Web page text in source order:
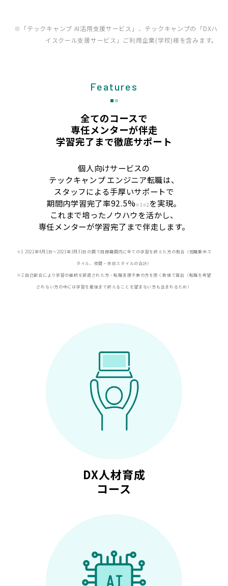
※「テックキャンプ AI活用支援サービス」、テックキャンプの「DXハ
イスクール支援サービス」ご利用企業(学校)様を含みます。
Features
全てのコースで
専任メンターが伴走
学習完了まで徹底サポート
個人向けサービスの
テックキャンプ エンジニア転職は、
スタッフによる手厚いサポートで
期間内学習完了率92.5%※ 1※2を実現。
これまで培ったノウハウを活かし、
専任メンターが学習完了まで伴走します。
※1 2022年4月1日〜2023年3月31日の間で目標期間内に全ての学習を終えた方の割合（短期集中ス
タイル、夜間・休日スタイルの合計）
※2 自己都合により学習の継続を辞退された方・転職支援不要の方を除く数値で算出（転職を希望
されない方の中には学習を最後まで終えることを望まない方も含まれるため）
DX人材育成
コース